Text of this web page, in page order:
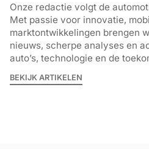
Onze redactie volgt de
Met passie voor innovatie,
marktontwikkelingen brengen
nieuws, scherpe analyses en
auto’s, technologie en de
BEKIJK ARTIKELEN